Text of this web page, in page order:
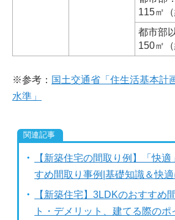
115㎡（
都市部
150㎡（
※参考： 国土交通省「住生活基本計
水準」
【新築住宅の間取り例】「快
すめ間取り事例|基礎知識＆快
【新築住宅】3LDKのおすすめ
ト・デメリット、建てる際のポ